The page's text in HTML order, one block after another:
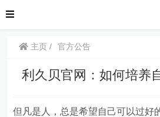
主页 官方公告
利久贝官网：如何培养
但凡是人，总是希望自己可以过好